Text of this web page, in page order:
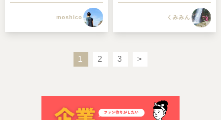
moshico くみみん
1 2 3 >